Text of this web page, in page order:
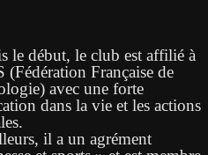
le début, le club est affilié à
(Fédération Française de
avec une forte
dans la vie et les actions
il a un agrément